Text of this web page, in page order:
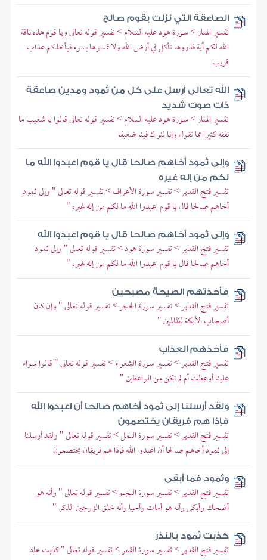
الصاعقة التي نزلت بقوم صالح
تفسير المنار > سورة هود عليه السلام > تفسير قوله تعالى ويا قوم هذه ناقة
الله لكم آية فذروها تأكل في أرض الله ولا تمسوها بسوء فيأخذكم عذاب
قريب
الله تعالى أرسل على كل من ثمود ومدين صاعقة
ذات صوت شديد
تفسير المنار > سورة هود عليه السلام > تفسير قوله تعالى قالوا يا شعيب ما
نفقه كثيرا مما تقول وإنا لنراك فينا ضعيفا
وإلى ثمود أخاهم صالحا قال يا قوم اعبدوا الله ما
لكم من إله غيره
تفسير فتح القدير > تفسير سورة الأعراف > تفسير قوله تعالى " وإلى ثمود
أخاهم صالحا قال يا قوم اعبدوا الله ما لكم من إله غيره "
وإلى ثمود أخاهم صالحا قال يا قوم اعبدوا الله
تفسير فتح القدير > تفسير سورة هود > تفسير قوله تعالى " وإلى ثمود
أخاهم صالحا قال يا قوم اعبدوا الله ما لكم من إله غيره "
فأخذتهم الصيحة مصبحين
تفسير فتح القدير > تفسير سورة الحجر > تفسير قوله تعالى " وإن كان
أصحاب الأيكة لظالمين "
فأخذهم العذاب
تفسير فتح القدير > تفسير سورة الشعراء > تفسير قوله تعالى " قالوا سواء
علينا أوعظت أم لم تكن من الواعظين "
ولقد أرسلنا إلى ثمود أخاهم صالحا أن اعبدوا الله
فإذا هم فريقان يختصمون
تفسير فتح القدير > تفسير سورة النمل > تفسير قوله تعالى " ولقد أرسلنا
إلى ثمود أخاهم صالحا أن اعبدوا الله فإذا هم فريقان يختصمون
وثمود فما أبقى
تفسير فتح القدير > تفسير سورة النجم > تفسير قوله تعالى " وأنه هو
أضحك وأبكى وأنه هو أمات وأحيا وأنه خلق الزوجين الذكر "
كذبت ثمود بالنذر
تفسير فتح القدير > تفسير سورة القمر > تفسير قوله تعالى " كذبت عاد